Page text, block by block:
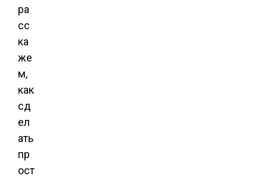
ра
сс
ка
же
м,
как
сд
ел
ать
пр
ост